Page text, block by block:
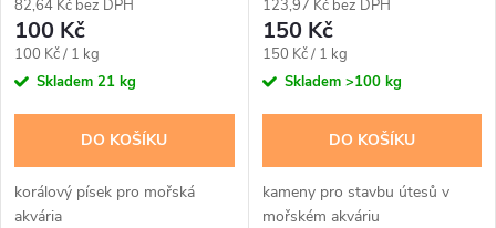
82,64 Kč bez DPH
100 Kč
Měrná
cena:
100 Kč / 1 kg
Skladem 21 kg
DO KOŠÍKU
korálový písek pro mořská
akvária
123,97 Kč bez DPH
150 Kč
Měrná
cena:
150 Kč / 1 kg
Skladem >100 kg
DO KOŠÍKU
kameny pro stavbu útesů v
mořském akváriu